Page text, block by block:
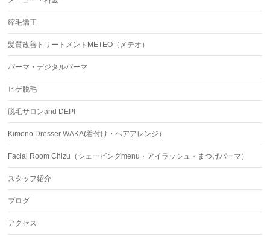
縮毛矯正
髪質改善トリートメントMETEO（メテオ）
パーマ・デジタルパーマ
ヒゲ脱毛
脱毛サロンand DEPI
Kimono Dresser WAKA(着付け・ヘアアレンジ）
Facial Room Chizu（シェービングmenu・アイラッシュ・まつげパーマ）
スタッフ紹介
ブログ
アクセス